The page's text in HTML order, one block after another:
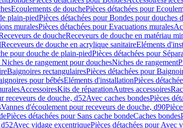
Ecoulements de douchePièces détachées pour
plain-piedPièces détachées pour Bondes pour douches
muralesPièces détachées pour Evacuations murales
de doucheReceveurs de douche en matériau
Receveurs de douche en acrylique sanitaireEléments
pour douche de plain-piedPièces détachées pour
de rangement pour douchesNiches de rangement
Baignoires rectangulairesPièces détachées pour
pour bébésEléments d'installationPièces
AccessoiresKits de réparationAutres accessoires
receveurs de douche, d52Avec caches bondesPièces
Vannes d'écoulement pour receveurs de douche, d90
Pièces détachées pour Sans cache bondeCaches bondes
Avec vidage excentriquePièces détachées pour Avec